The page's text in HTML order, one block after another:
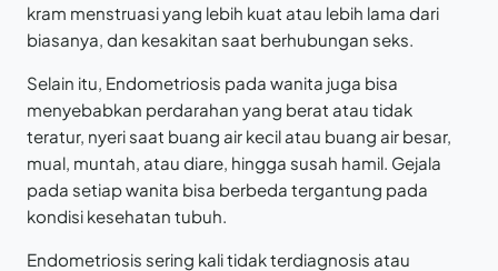
kram menstruasi yang lebih kuat atau lebih lama dari
biasanya, dan kesakitan saat berhubungan seks.
Selain itu, Endometriosis pada wanita juga bisa
menyebabkan perdarahan yang berat atau tidak
teratur, nyeri saat buang air kecil atau buang air besar,
mual, muntah, atau diare, hingga susah hamil. Gejala
pada setiap wanita bisa berbeda tergantung pada
kondisi kesehatan tubuh.
Endometriosis sering kali tidak terdiagnosis atau